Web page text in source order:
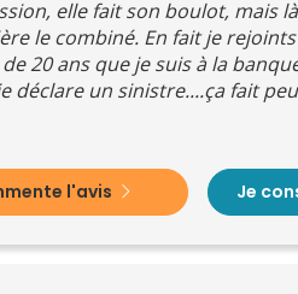
elle fait son boulot, mais
le combiné. En fait je
de 20 ans que je suis à la
déclare un sinistre....ça fait
l'avis Je